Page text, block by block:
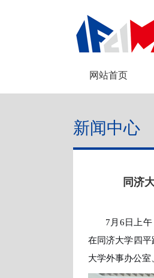
网站首页
新闻中心
同济
7月6日上
在同济大学四
大学外事办公室